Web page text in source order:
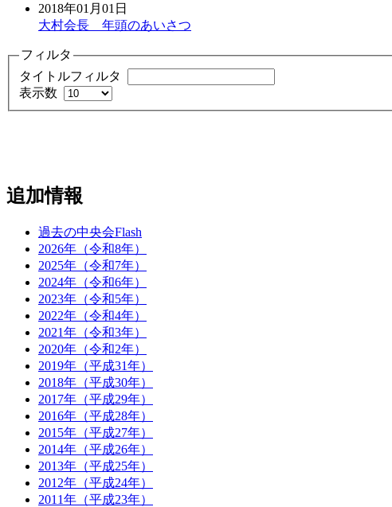
2018年01月01日
大村会長 年頭のあいさつ
フィルタ
タイトルフィルタ
表示数
追加情報
過去の中央会Flash
2026年（令和8年）
2025年（令和7年）
2024年（令和6年）
2023年（令和5年）
2022年（令和4年）
2021年（令和3年）
2020年（令和2年）
2019年（平成31年）
2018年（平成30年）
2017年（平成29年）
2016年（平成28年）
2015年（平成27年）
2014年（平成26年）
2013年（平成25年）
2012年（平成24年）
2011年（平成23年）